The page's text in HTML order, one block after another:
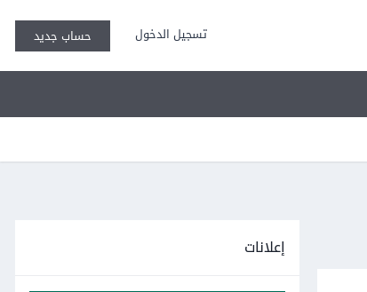
تسجيل الدخول حساب جديد
إعلانات